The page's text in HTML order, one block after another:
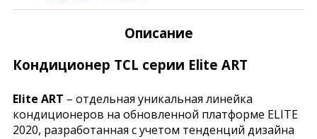
Описание
Кондиционер TCL серии Elite ART
Elite ART – отдельная уникальная линейка
кондиционеров на обновленной платформе ELITE
2020, разработанная с учетом тенденций дизайна